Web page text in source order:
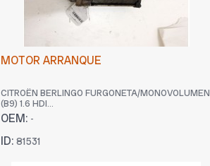
MOTOR ARRANQUE
CITROËN BERLINGO FURGONETA/MONOVOLUMEN
(B9) 1.6 HDI...
OEM: -
ID: 81531